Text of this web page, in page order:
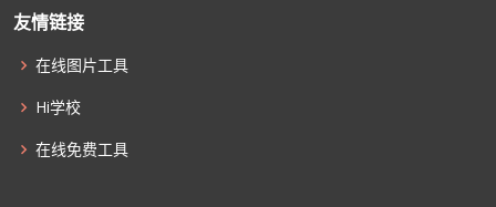
友情链接
在线图片工具
Hi学校
在线免费工具